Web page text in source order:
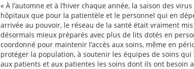
« À l’automne et à l’hiver chaque année, la saison des
hôpitaux que pour la patientèle et le personnel qui en
arrivée au pouvoir, le réseau de la santé était vraiment
désormais mieux préparés avec plus de lits dotés en
coordonné pour maintenir l’accès aux soins, même en
protéger la population, à soutenir les équipes de soins
aux patients et aux patientes les soins dont ils ont besoin